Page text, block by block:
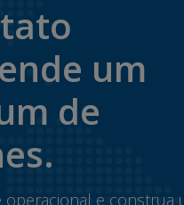
um
de
operacional e construa